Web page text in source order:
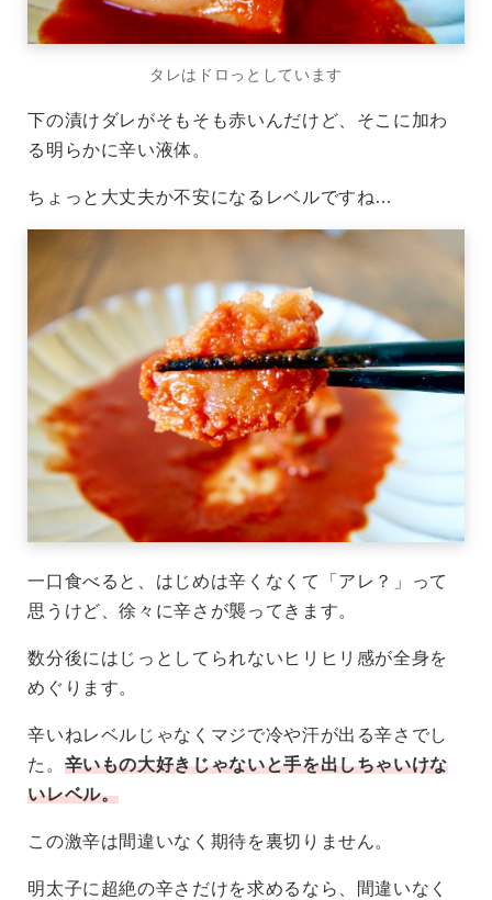
タレはドロっとしています
下の漬けダレがそもそも赤いんだけど、そこに加わ
る明らかに辛い液体。
ちょっと大丈夫か不安になるレベルですね…
一口食べると、はじめは辛くなくて「アレ？」って
思うけど、徐々に辛さが襲ってきます。
数分後にはじっとしてられないヒリヒリ感が全身を
めぐります。
辛いねレベルじゃなくマジで冷や汗が出る辛さでし
た。 辛いもの大好きじゃないと手を出しちゃいけな
いレベル。
この激辛は間違いなく期待を裏切りません。
明太子に超絶の辛さだけを求めるなら、間違いなく